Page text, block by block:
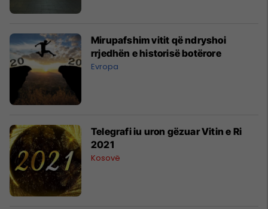
Mirupafshim vitit që ndryshoi
rrjedhën e historisë botërore
Evropa
Telegrafi iu uron gëzuar Vitin e Ri
2021
Kosovë